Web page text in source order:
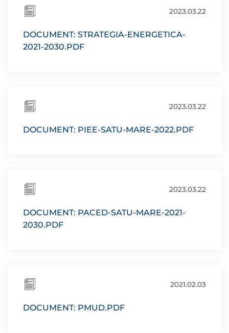
2023.03.22
DOCUMENT: STRATEGIA-ENERGETICA-
2021-2030.PDF
2023.03.22
DOCUMENT: PIEE-SATU-MARE-2022.PDF
2023.03.22
DOCUMENT: PACED-SATU-MARE-2021-
2030.PDF
2021.02.03
DOCUMENT: PMUD.PDF